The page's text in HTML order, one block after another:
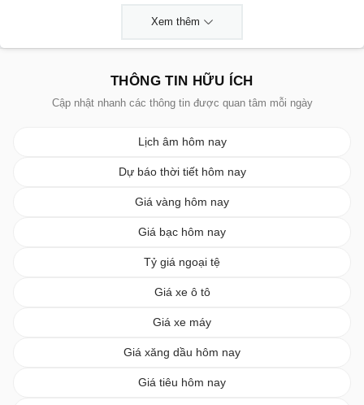
Xem thêm
THÔNG TIN HỮU ÍCH
Cập nhật nhanh các thông tin được quan tâm mỗi ngày
Lịch âm hôm nay
Dự báo thời tiết hôm nay
Giá vàng hôm nay
Giá bạc hôm nay
Tỷ giá ngoại tệ
Giá xe ô tô
Giá xe máy
Giá xăng dầu hôm nay
Giá tiêu hôm nay